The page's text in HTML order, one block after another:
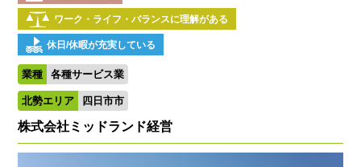
ワーク・ライフ・バランスに理解がある
休日/休暇が充実している
業種 各種サービス業
北勢エリア 四日市市
株式会社ミッドランド経営